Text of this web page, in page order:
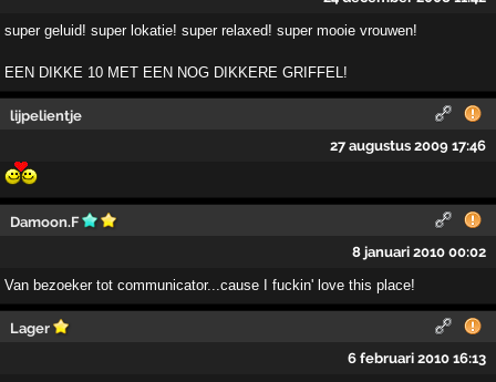
super geluid! super lokatie! super relaxed! super mooie vrouwen!
EEN DIKKE 10 MET EEN NOG DIKKERE GRIFFEL!
lijpelientje
27 augustus 2009 17:46
Damoon.F
8 januari 2010 00:02
Van bezoeker tot communicator...cause I fuckin' love this place!
Lager
6 februari 2010 16:13